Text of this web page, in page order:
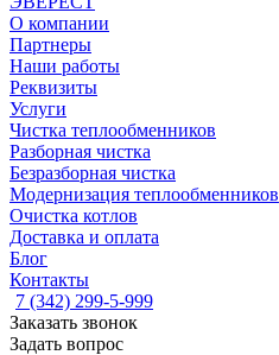
О компании
Партнеры
Наши работы
Реквизиты
Услуги
Чистка теплообменников
Разборная чистка
Безразборная чистка
Модернизация теплообменников
Очистка котлов
Доставка и оплата
Блог
Контакты
7 (342) 299-5-999
Заказать звонок
Задать вопрос